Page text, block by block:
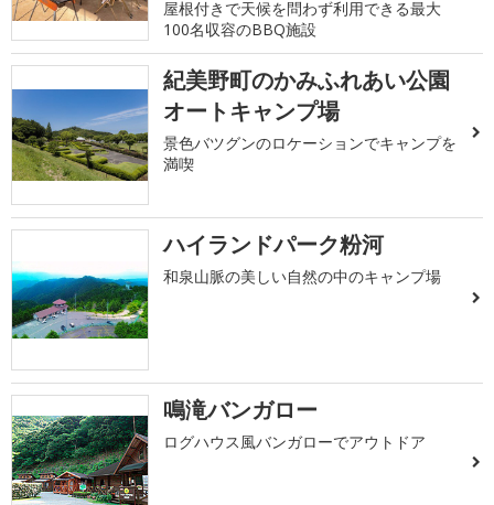
屋根付きで天候を問わず利用できる最大
100名収容のBBQ施設
紀美野町のかみふれあい公園
オートキャンプ場
景色バツグンのロケーションでキャンプを
満喫
ハイランドパーク粉河
和泉山脈の美しい自然の中のキャンプ場
鳴滝バンガロー
ログハウス風バンガローでアウトドア